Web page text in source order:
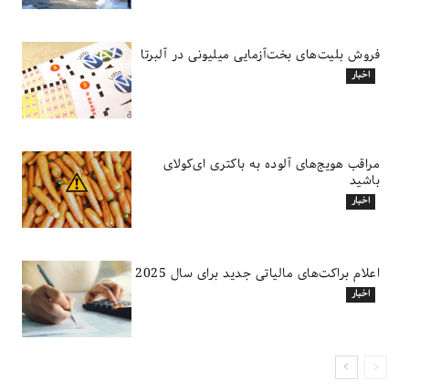
فروش بلیت‌های بخت‌آزمایی میلیونی در آلبرتا
اخبار
مراقب هویج‌های آلوده به باکتری ای‌کولای
باشید
اخبار
اعلام براکت‌های مالیاتی جدید برای سال 2025
اخبار